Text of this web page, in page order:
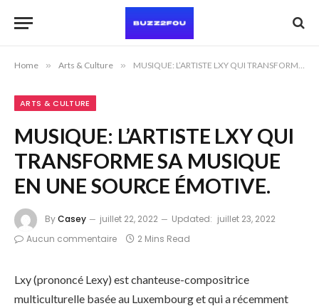
Home » Arts & Culture » MUSIQUE: L’ARTISTE LXY QUI TRANSFORME SA MUSIQUE EN UNE SOURCE ÉMOTIVE.
ARTS & CULTURE
MUSIQUE: L’ARTISTE LXY QUI
TRANSFORME SA MUSIQUE
EN UNE SOURCE ÉMOTIVE.
ByCasey juillet 22, 2022 Updated: juillet 23, 2022
Aucun commentaire
2 Mins Read
Lxy (prononcé Lexy) est chanteuse-compositrice
multiculturelle basée au Luxembourg et qui a récemment